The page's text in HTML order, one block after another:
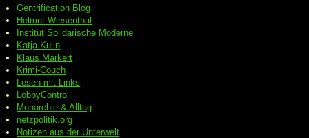
Gentrification Blog
Helmut Wiesenthal
Institut Solidarische Moderne
Katja Kulin
Klaus Märkert
Krimi-Couch
Lesen mit Links
LobbyControl
Monarchie & Alltag
netzpolitik.org
Notizen aus der Unterwelt